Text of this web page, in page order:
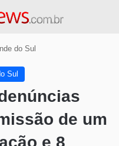
do Sul
Sul
de um
e 8